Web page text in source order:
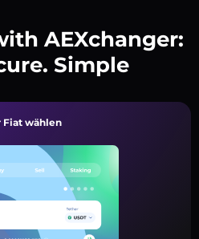
AEXchanger:
Simple
Fiat wählen